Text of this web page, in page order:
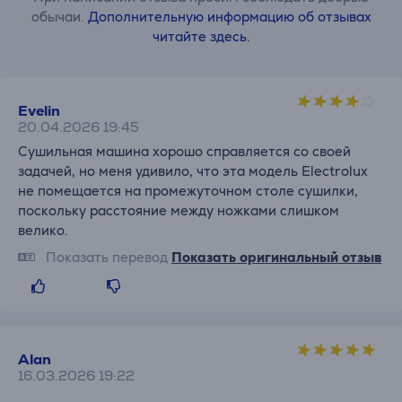
обычаи. Дополнительную информацию об отзывах
читайте здесь.
Evelin
20.04.2026 19:45
Сушильная машина хорошо справляется со своей
задачей, но меня удивило, что эта модель Electrolux
не помещается на промежуточном столе сушилки,
поскольку расстояние между ножками слишком
велико.
Показать перевод Показать оригинальный отзыв
Alan
16.03.2026 19:22